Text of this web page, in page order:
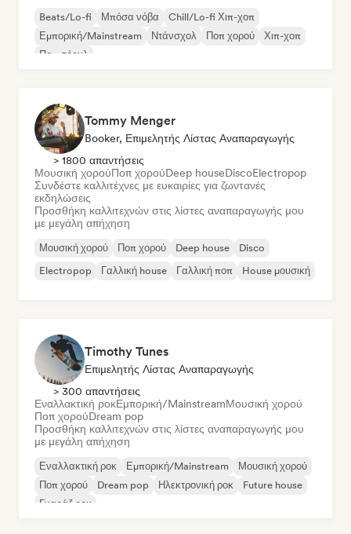
Beats/Lo-fi Μπόσα νόβα
Chill/Lo-fi Χιπ-χοπ
Εμπορική/Mainstream
Ντάνσχολ Ποπ χορού
Χιπ-χοπ
Ποπ σόουλ
Tommy Menger
Booker, Επιμελητής Λίστας Αναπαραγωγής
> 1800 απαντήσεις
Μουσική χορούΠοπ χορούDeep houseDiscoElectropop
Συνδέστε καλλιτέχνες με ευκαιρίες για ζωντανές
εκδηλώσεις
Προσθήκη καλλιτεχνών στις λίστες αναπαραγωγής μου
με μεγάλη απήχηση
Μουσική χορού Ποπ χορού Deep house
Disco
Electropop
Γαλλική house Γαλλική ποπ House μουσική
Timothy Tunes
Επιμελητής Λίστας Αναπαραγωγής
> 300 απαντήσεις
Εναλλακτική ροκΕμπορική/MainstreamΜουσική χορού
Ποπ χορούDream pop
Προσθήκη καλλιτεχνών στις λίστες αναπαραγωγής μου
με μεγάλη απήχηση
Εναλλακτική ροκ Εμπορική/Mainstream
Μουσική χορού
Ποπ χορού
Dream pop Ηλεκτρονική ροκ
Future house
Γκαράζ ροκ